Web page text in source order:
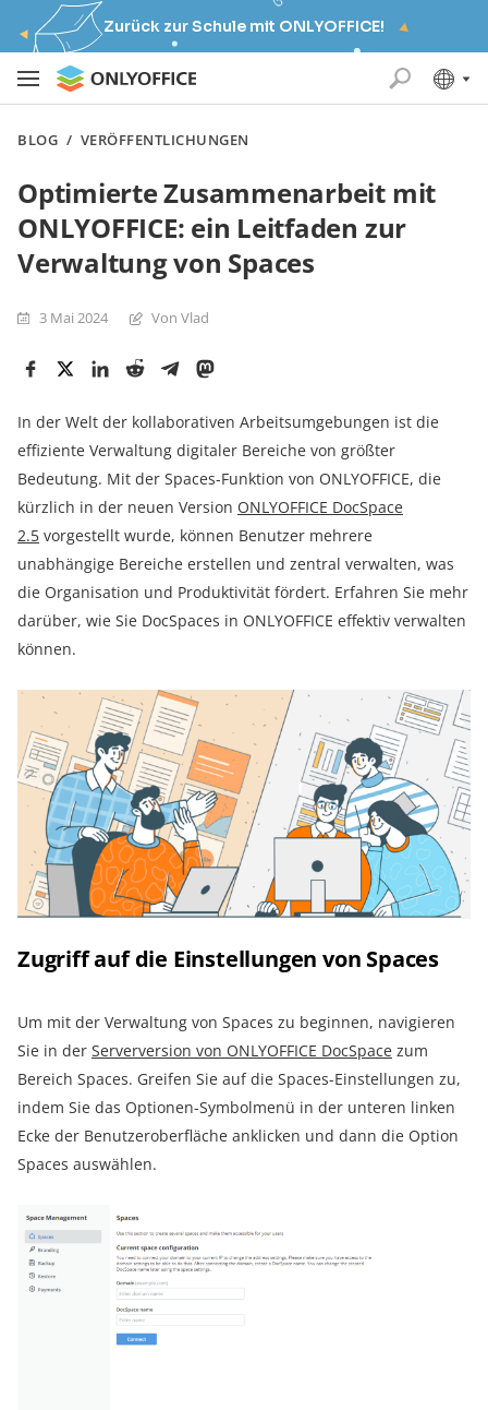
Zurück zur Schule mit ONLYOFFICE!
BLOG / VERÖFFENTLICHUNGEN
Optimierte Zusammenarbeit mit
ONLYOFFICE: ein Leitfaden zur
Verwaltung von Spaces
3 Mai 2024 Von Vlad
In der Welt der kollaborativen Arbeitsumgebungen ist die
effiziente Verwaltung digitaler Bereiche von größter
Bedeutung. Mit der Spaces-Funktion von ONLYOFFICE, die
kürzlich in der neuen Version ONLYOFFICE DocSpace
2.5 vorgestellt wurde, können Benutzer mehrere
unabhängige Bereiche erstellen und zentral verwalten, was
die Organisation und Produktivität fördert. Erfahren Sie mehr
darüber, wie Sie DocSpaces in ONLYOFFICE effektiv verwalten
können.
Zugriff auf die Einstellungen von Spaces
Um mit der Verwaltung von Spaces zu beginnen, navigieren
Sie in der Serverversion von ONLYOFFICE DocSpace zum
Bereich Spaces. Greifen Sie auf die Spaces-Einstellungen zu,
indem Sie das Optionen-Symbolmenü in der unteren linken
Ecke der Benutzeroberfläche anklicken und dann die Option
Spaces auswählen.